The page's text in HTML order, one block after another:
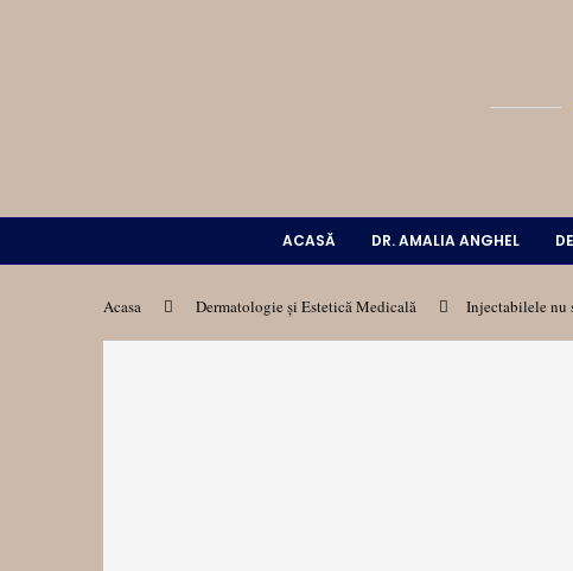
ACASĂ DR. AMALIA ANGHEL
Acasa Dermatologie și Estetică Medicală Injectabilele nu